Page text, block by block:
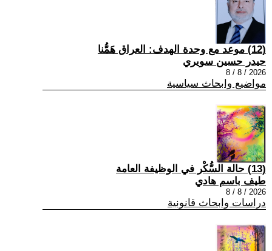
(12) موعد مع وحدة الهدف: العراق هَمُّنا
حيدر حسين سويري
2026 / 8 / 8
مواضيع وابحاث سياسية
(13) حالة السُّكْر في الوظيفة العامة
طيف باسم هادي
2026 / 8 / 8
دراسات وابحاث قانونية